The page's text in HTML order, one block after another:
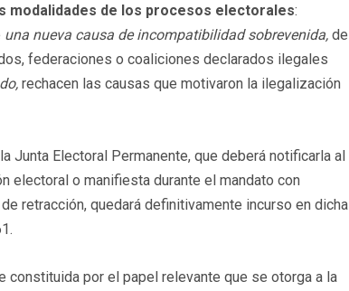
modalidades de los procesos electorales:
una nueva causa de incompatibilidad sobrevenida, de
federaciones o coaliciones declarados ilegales
rechacen las causas que motivaron la ilegalización
Junta Electoral Permanente, que deberá notificarla al
electoral o manifiesta durante el mandato con
retracción, quedará definitivamente incurso en dicha
por el papel relevante que se otorga a la